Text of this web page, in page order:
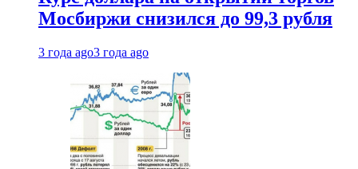
Мосбиржи снизился до 99,3 рубля
3 года ago3 года ago